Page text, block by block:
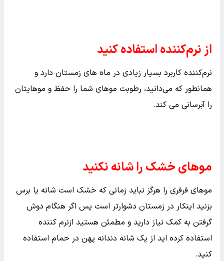
از نرم‌کننده استفاده کنید
نرم‌کننده کاربرد بسیار زیادی در ماه های زمستان دارد و
همانطور که می‌دانید، رطوبت موهای شما را حفظ و موهایتان
را آبرسانی می کند.
موهای خشک را شانه نکنید
موهای فرفری را هرگز نباید زمانی که خشک است شانه یا برس
بزنید اینکار در زمستان دشوارتر است پس اگر هنگام دوش
گرفتن به کمک نیاز دارید و مطمئن هستید ازنرم کننده
استفاده کرده اید از یک شانه دندانه پهن در حمام استفاده
کنید.